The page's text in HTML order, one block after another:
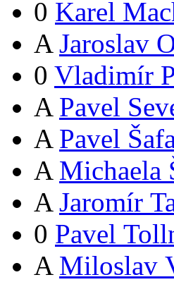
0 Karel
A Jaroslav
0 Vladimír
A Pavel
A Pavel
A Michaela
A Jaromír
0 Pavel
A Miloslav